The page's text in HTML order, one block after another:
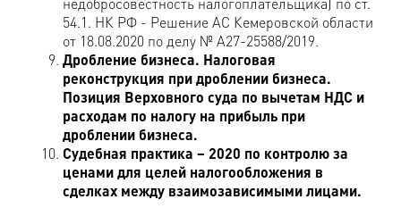
54.1. НК РФ - Решение АС Кемеровской области
от 18.08.2020 по делу № А27-25588/2019.
Дробление бизнеса. Налоговая
реконструкция при дроблении бизнеса.
Позиция Верховного суда по вычетам НДС и
расходам по налогу на прибыль при
дроблении бизнеса.
Судебная практика – 2020 по контролю за
ценами для целей налогообложения в
сделках между взаимозависимыми лицами.